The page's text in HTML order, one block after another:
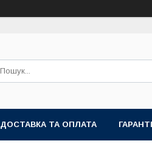
ДОСТАВКА ТА ОПЛАТА